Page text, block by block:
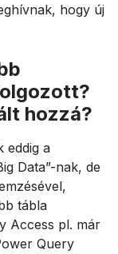
hogy új
hozzá?
eddig a
Data”-nak, de
tábla
Access pl. már
Query